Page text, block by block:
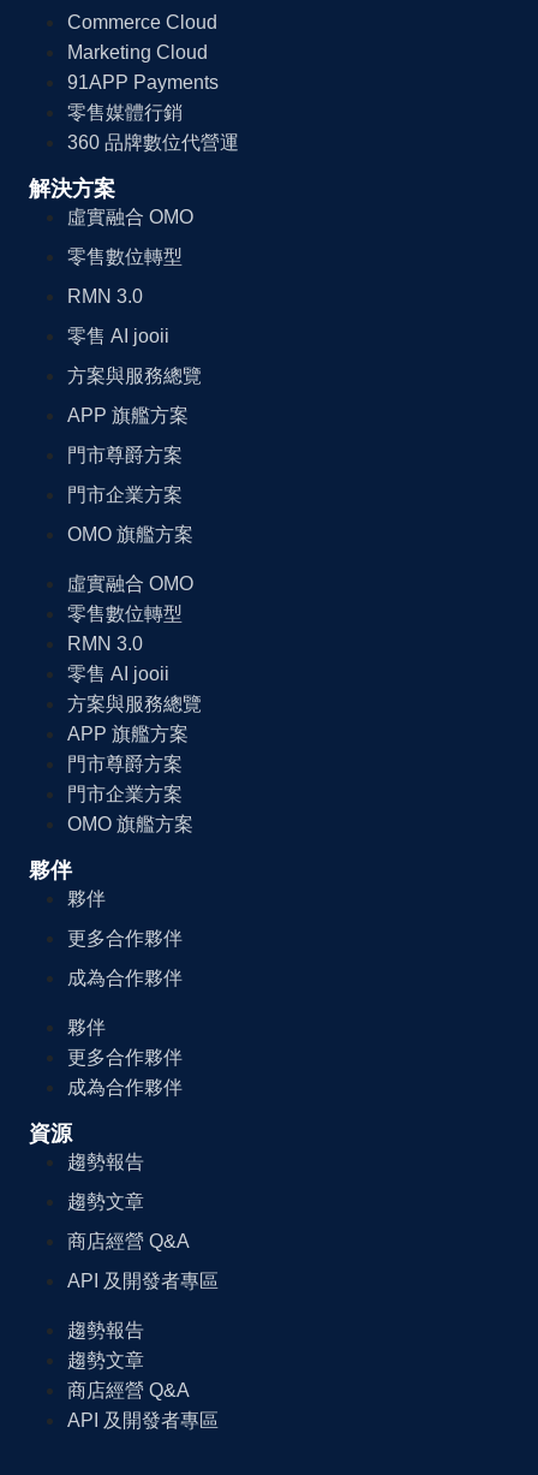
Commerce Cloud
Marketing Cloud
91APP Payments
零售媒體行銷
360 品牌數位代營運
解決方案
虛實融合 OMO
零售數位轉型
RMN 3.0
零售 AI jooii
方案與服務總覽
APP 旗艦方案
門市尊爵方案
門市企業方案
OMO 旗艦方案
虛實融合 OMO
零售數位轉型
RMN 3.0
零售 AI jooii
方案與服務總覽
APP 旗艦方案
門市尊爵方案
門市企業方案
OMO 旗艦方案
夥伴
夥伴
更多合作夥伴
成為合作夥伴
夥伴
更多合作夥伴
成為合作夥伴
資源
趨勢報告
趨勢文章
商店經營 Q&A
API 及開發者專區
趨勢報告
趨勢文章
商店經營 Q&A
API 及開發者專區